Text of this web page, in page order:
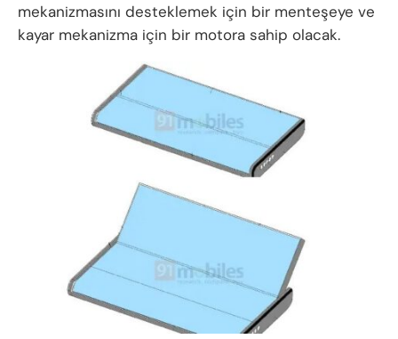
mekanizmasını desteklemek için bir menteşeye ve
kayar mekanizma için bir motora sahip olacak.